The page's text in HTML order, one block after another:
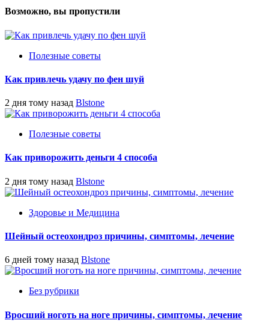
Возможно, вы пропустили
Полезные советы
Как привлечь удачу по фен шуй
2 дня тому назад Blstone
Полезные советы
Как приворожить деньги 4 способа
2 дня тому назад Blstone
Здоровье и Медицина
Шейный остеохондроз причины, симптомы, лечение
6 дней тому назад Blstone
Без рубрики
Вросший ноготь на ноге причины, симптомы, лечение